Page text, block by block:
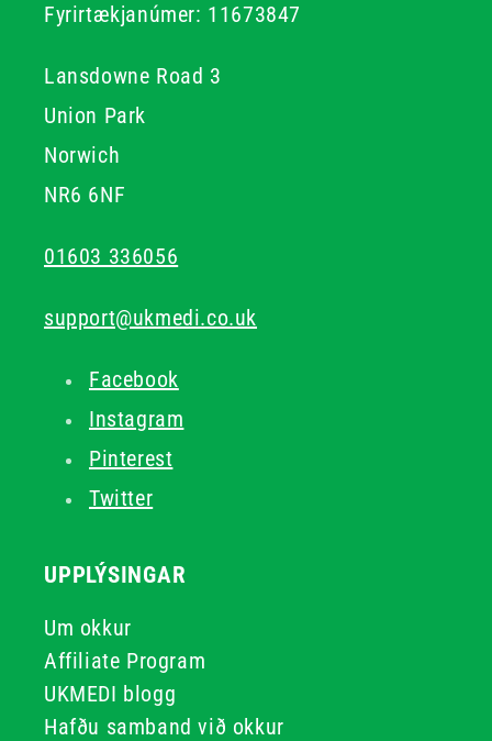
Fyrirtækjanúmer: 11673847
Lansdowne Road 3
Union Park
Norwich
NR6 6NF
01603 336056
support@ukmedi.co.uk
Facebook
Instagram
Pinterest
Twitter
UPPLÝSINGAR
Um okkur
Affiliate Program
UKMEDI blogg
Hafðu samband við okkur